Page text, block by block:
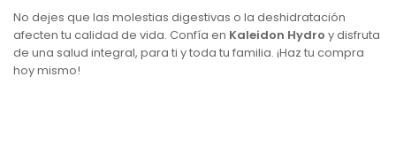
No dejes que las molestias digestivas o la deshidratación
afecten tu calidad de vida. Confía en Kaleidon Hydro y disfruta
de una salud integral, para ti y toda tu familia. ¡Haz tu compra
hoy mismo!